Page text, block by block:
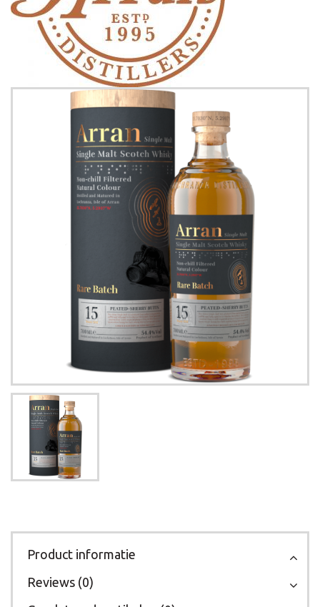
Product informatie
Reviews (0)